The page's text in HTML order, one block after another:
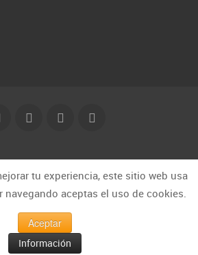
2025 | capakhine@gmail.com
tu experiencia, este sitio web usa
aceptas el uso de cookies.
Aceptar
Información